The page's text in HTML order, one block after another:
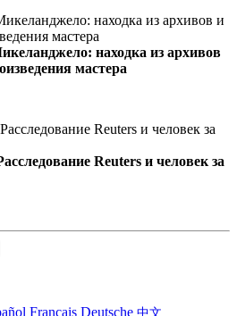
находка из архивов
мастера
Reuters и человек за
Français Deutsche 中文